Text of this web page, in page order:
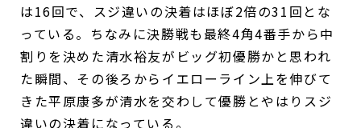
は16回で、スジ違いの決着はほぼ2倍の31回とな
っている。ちなみに決勝戦も最終4角4番手から中
割りを決めた清水裕友がビッグ初優勝かと思われ
た瞬間、その後ろからイエローライン上を伸びて
きた平原康多が清水を交わして優勝とやはりスジ
違いの決着になっている。